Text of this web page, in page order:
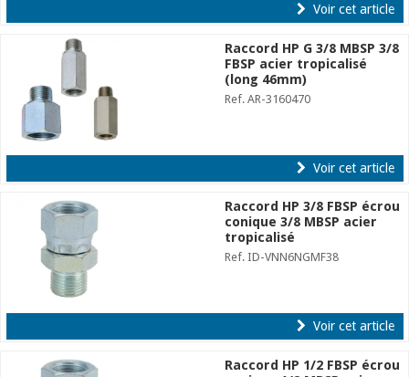
Voir cet article
Raccord HP G 3/8 MBSP 3/8
FBSP acier tropicalisé
(long 46mm)
Ref. AR-3160470
Voir cet article
Raccord HP 3/8 FBSP écrou
conique 3/8 MBSP acier
tropicalisé
Ref. ID-VNN6NGMF38
Voir cet article
Raccord HP 1/2 FBSP écrou